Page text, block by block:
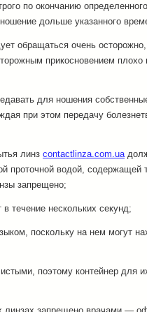
по окончанию
дольше указанного
обращаться очень осторожно,
прикосновением плохо
для ношения
при этом передачу
линз contactlinza.com.ua
проточной водой, содержащей
запрещено;
течение нескольких секунд;
поскольку на нем могут
поэтому контейнер для